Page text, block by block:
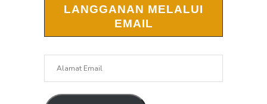
LANGGANAN MELALUI
EMAIL